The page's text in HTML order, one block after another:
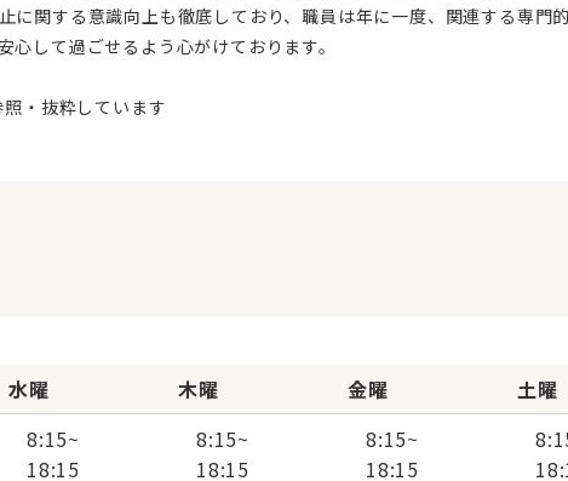
に関する意識向上も徹底しており、職員は年に一度、関連する専門
して過ごせるよう心がけております。
水曜
8:15~
18:15
木曜
8:15~
18:15
金曜
8:15~
18:15
土曜